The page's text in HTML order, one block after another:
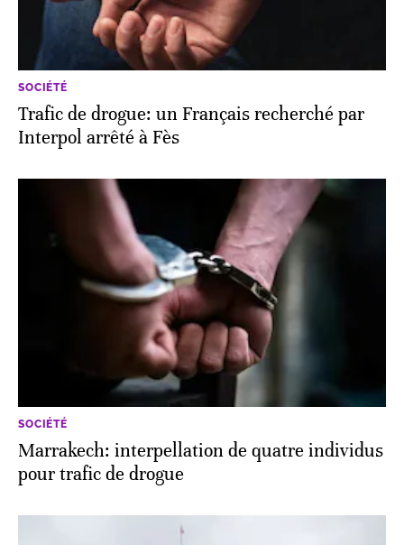
SOCIÉTÉ
Trafic de drogue: un Français recherché par
Interpol arrêté à Fès
SOCIÉTÉ
Marrakech: interpellation de quatre individus
pour trafic de drogue